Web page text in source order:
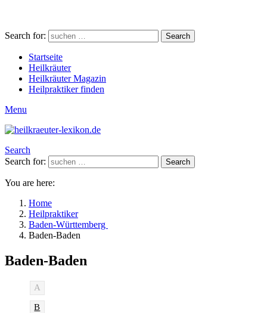
Search for: Search
Startseite
Heilkräuter
Heilkräuter Magazin
Heilpraktiker finden
Menu
Search
Search for:
Search
You are here:
Home
Heilpraktiker
Baden-Württemberg
Baden-Baden
Baden-Baden
A
B